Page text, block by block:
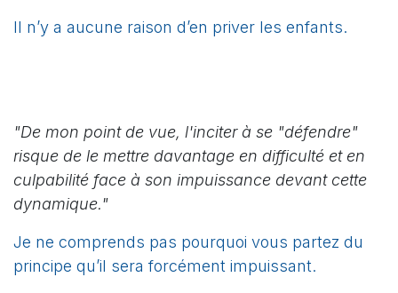
Il n’y a aucune raison d’en priver les enfants.
"De mon point de vue, l'inciter à se "défendre"
risque de le mettre davantage en difficulté et en
culpabilité face à son impuissance devant cette
dynamique."
Je ne comprends pas pourquoi vous partez du
principe qu’il sera forcément impuissant.